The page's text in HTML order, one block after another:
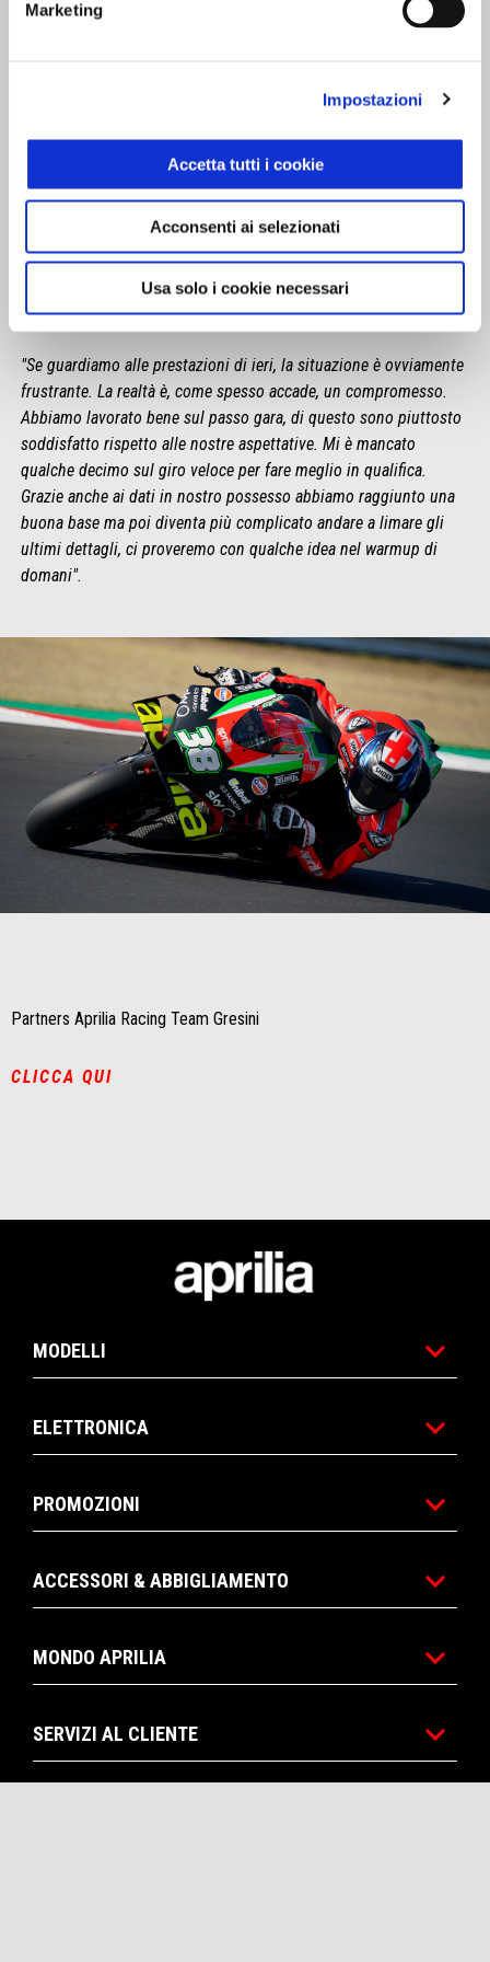
Marketing
Impostazioni
Accetta tutti i cookie
Acconsenti ai selezionati
Usa solo i cookie necessari
BRADLEY SMITH
"Se guardiamo alle prestazioni di ieri, la situazione è ovviamente
frustrante. La realtà è, come spesso accade, un compromesso.
Abbiamo lavorato bene sul passo gara, di questo sono piuttosto
soddisfatto rispetto alle nostre aspettative. Mi è mancato
qualche decimo sul giro veloce per fare meglio in qualifica.
Grazie anche ai dati in nostro possesso abbiamo raggiunto una
buona base ma poi diventa più complicato andare a limare gli
ultimi dettagli, ci proveremo con qualche idea nel warmup di
domani".
Item
Item
Partners Aprilia Racing Team Gresini
CLICCA QUI
MODELLI
ELETTRONICA
PROMOZIONI
ACCESSORI & ABBIGLIAMENTO
MONDO APRILIA
SERVIZI AL CLIENTE